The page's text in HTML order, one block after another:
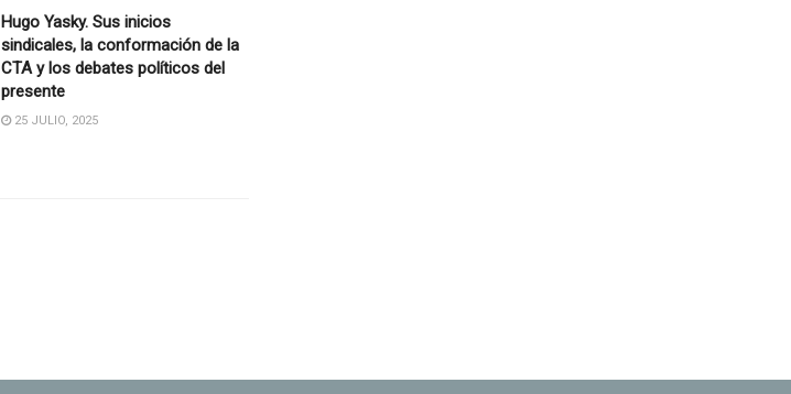
Hugo Yasky. Sus inicios
sindicales, la conformación de la
CTA y los debates políticos del
presente
25 JULIO, 2025